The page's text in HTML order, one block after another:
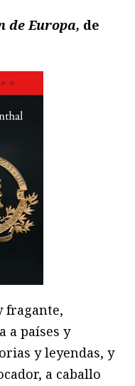
de Europa, de
fragante,
a países y
y leyendas, y
a caballo